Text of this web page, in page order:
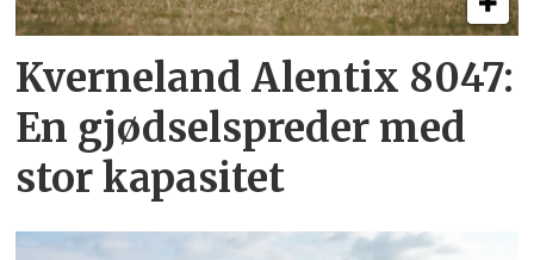
Kverneland Alentix 8047:
En gjødsel­spreder med
stor kapasitet